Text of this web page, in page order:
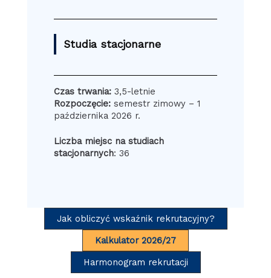
Studia stacjonarne
Czas trwania:3,5-letnie
Rozpoczęcie:semestr zimowy – 1
października 2026 r.
Liczba miejsc na studiach
stacjonarnych: 36
Jak obliczyć wskaźnik rekrutacyjny?
Kalkulator 2026/27
Harmonogram rekrutacji